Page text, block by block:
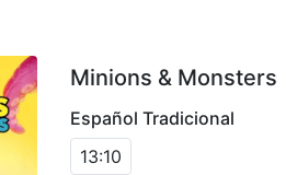
Minions & Monsters
Español Tradicional
13:10